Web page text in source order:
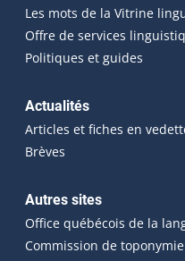
Les mots de la Vitrine
Offre de services
Politiques et guides
Actualités
Articles et fiches en
Brèves
Autres sites
Office québécois de la
Commission de toponymie